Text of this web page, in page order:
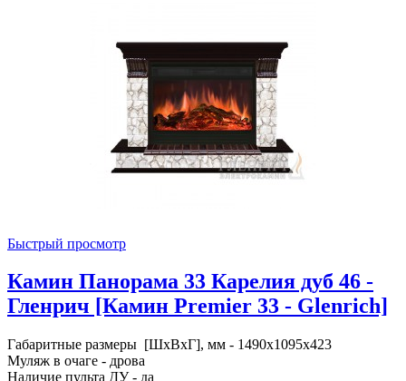
Быстрый просмотр
Камин Панорама 33 Карелия дуб 46 -
Гленрич [Камин Premier 33 - Glenrich]
Габаритные размеры [ШxВxГ], мм - 1490x1095x423
Муляж в очаге - дрова
Наличие пульта ДУ - да